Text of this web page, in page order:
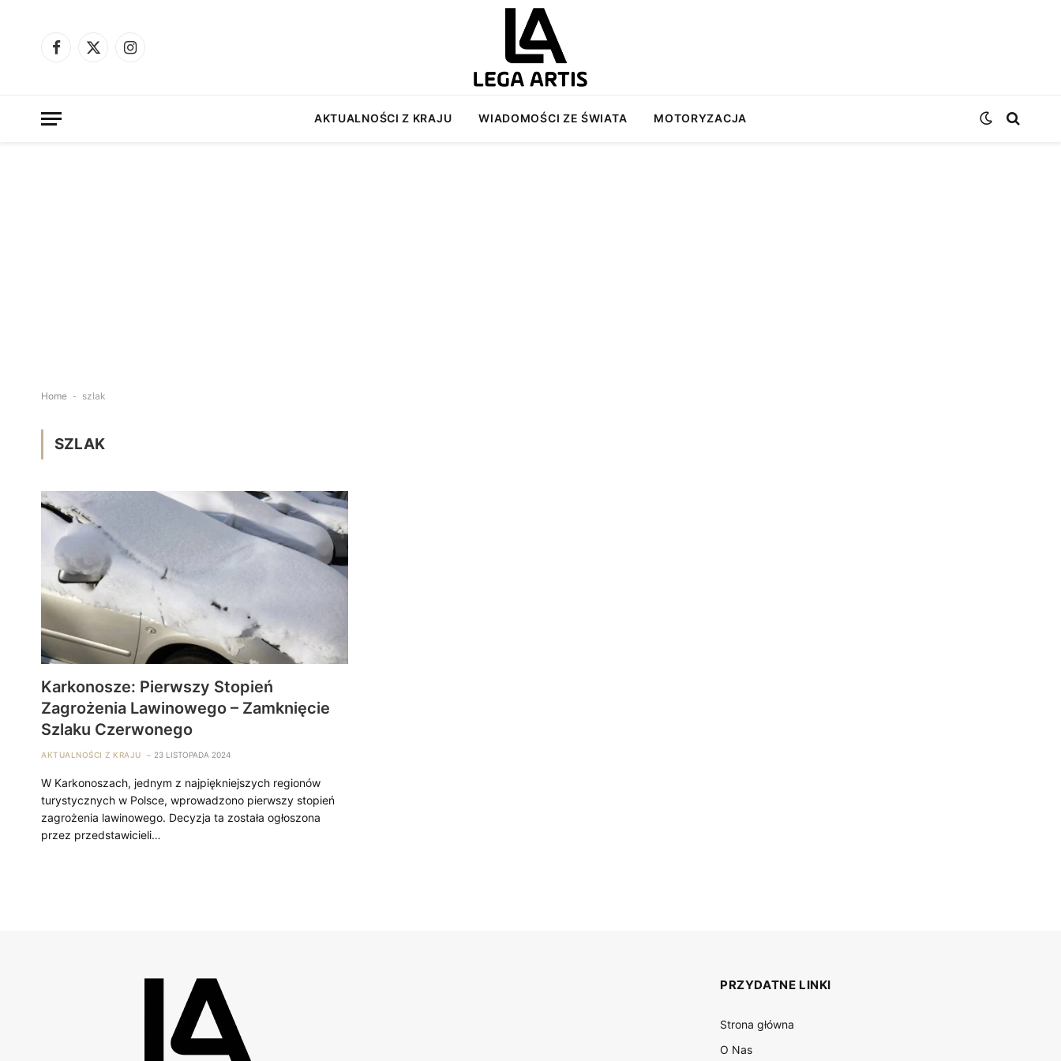
Facebook
X
Instagram
AKTUALNOŚCI Z KRAJU WIADOMOŚCI ZE ŚWIATA MOTORYZACJA
Home - szlak
SZLAK
Karkonosze: Pierwszy Stopień
Zagrożenia Lawinowego – Zamknięcie
Szlaku Czerwonego
AKTUALNOŚCI Z KRAJU 23 LISTOPADA 2024
W Karkonoszach, jednym z najpiękniejszych regionów
turystycznych w Polsce, wprowadzono pierwszy stopień
zagrożenia lawinowego. Decyzja ta została ogłoszona
przez przedstawicieli…
PRZYDATNE LINKI
Strona główna
O Nas